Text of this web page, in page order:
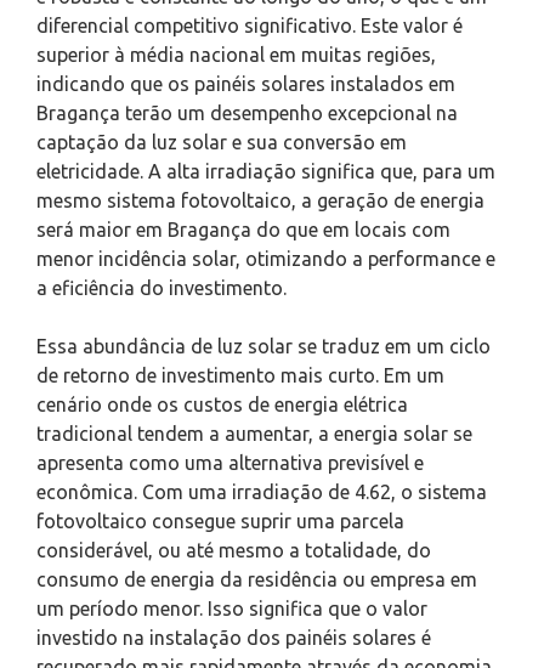
diferencial competitivo significativo. Este valor é
superior à média nacional em muitas regiões,
indicando que os painéis solares instalados em
Bragança terão um desempenho excepcional na
captação da luz solar e sua conversão em
eletricidade. A alta irradiação significa que, para um
mesmo sistema fotovoltaico, a geração de energia
será maior em Bragança do que em locais com
menor incidência solar, otimizando a performance e
a eficiência do investimento.
Essa abundância de luz solar se traduz em um ciclo
de retorno de investimento mais curto. Em um
cenário onde os custos de energia elétrica
tradicional tendem a aumentar, a energia solar se
apresenta como uma alternativa previsível e
econômica. Com uma irradiação de 4.62, o sistema
fotovoltaico consegue suprir uma parcela
considerável, ou até mesmo a totalidade, do
consumo de energia da residência ou empresa em
um período menor. Isso significa que o valor
investido na instalação dos painéis solares é